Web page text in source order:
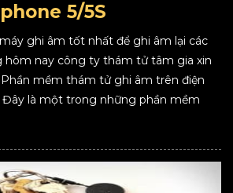
5/5S
ghi âm tốt nhất để ghi âm lại các
hôm nay công ty thám tử tâm gia xin
mềm thám tử ghi âm trên điện
Đây là một trong những phần mềm